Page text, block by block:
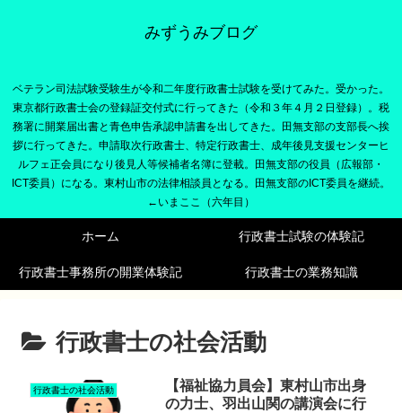
みずうみブログ
ベテラン司法試験受験生が令和二年度行政書士試験を受けてみた。受かった。
東京都行政書士会の登録証交付式に行ってきた（令和３年４月２日登録）。税
務署に開業届出書と青色申告承認申請書を出してきた。田無支部の支部長へ挨
拶に行ってきた。申請取次行政書士、特定行政書士、成年後見支援センターヒ
ルフェ正会員になり後見人等候補者名簿に登載。田無支部の役員（広報部・
ICT委員）になる。東村山市の法律相談員となる。田無支部のICT委員を継続。
←いまここ（六年目）
ホーム 行政書士試験の体験記
行政書士事務所の開業体験記 行政書士の業務知識
行政書士の社会活動
行政書士の社会活動
【福祉協力員会】東村山市出身
の力士、羽出山関の講演会に行